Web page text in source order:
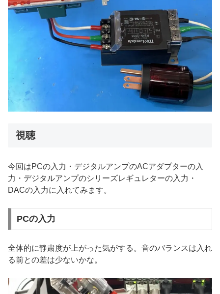
視聴
今回はPCの入力・デジタルアンプのACアダプターの入
力・デジタルアンプのシリーズレギュレターの入力・
DACの入力に入れてみます。
PCの入力
全体的に静粛度が上がった気がする。音のバランスは入れ
る前との差は少ないかな。